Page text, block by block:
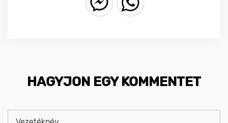
HAGYJON EGY KOMMENTET